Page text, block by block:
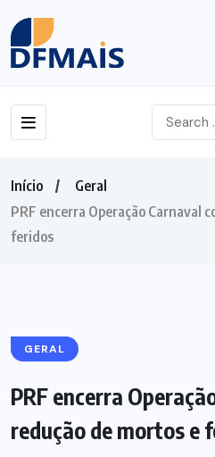
Início
Geral
PRF encerra Operação Carnaval
feridos
GERAL
PRF encerra
redução de mortos e